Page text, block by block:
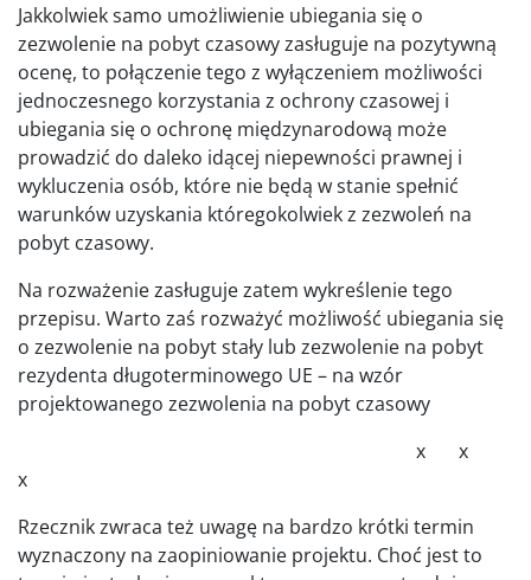
Jakkolwiek samo umożliwienie ubiegania się o
zezwolenie na pobyt czasowy zasługuje na pozytywną
ocenę, to połączenie tego z wyłączeniem możliwości
jednoczesnego korzystania z ochrony czasowej i
ubiegania się o ochronę międzynarodową może
prowadzić do daleko idącej niepewności prawnej i
wykluczenia osób, które nie będą w stanie spełnić
warunków uzyskania któregokolwiek z zezwoleń na
pobyt czasowy.
Na rozważenie zasługuje zatem wykreślenie tego
przepisu. Warto zaś rozważyć możliwość ubiegania się
o zezwolenie na pobyt stały lub zezwolenie na pobyt
rezydenta długoterminowego UE – na wzór
projektowanego zezwolenia na pobyt czasowy
x x
x
Rzecznik zwraca też uwagę na bardzo krótki termin
wyznaczony na zaopiniowanie projektu. Choć jest to